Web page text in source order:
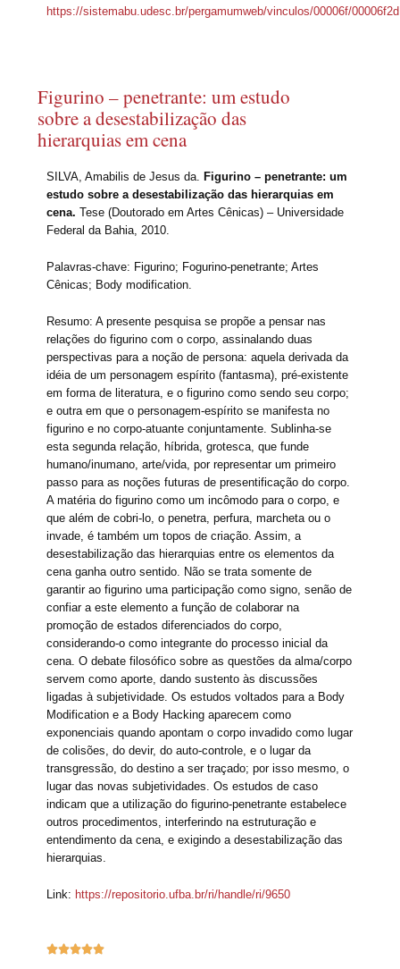
https://sistemabu.udesc.br/pergamumweb/vinculos/00006f/
Figurino – penetrante: um estudo
sobre a desestabilização das
hierarquias em cena
SILVA, Amabilis de Jesus da. Figurino – penetrante: um
estudo sobre a desestabilização das hierarquias em
cena.Tese (Doutorado em Artes Cênicas) – Universidade
Federal da Bahia, 2010.
Palavras-chave: Figurino; Fogurino-penetrante; Artes
Cênicas; Body modification.
Resumo: A presente pesquisa se propõe a pensar nas
relações do figurino com o corpo, assinalando duas
perspectivas para a noção de persona: aquela derivada da
idéia de um personagem espírito (fantasma), pré-existente
em forma de literatura, e o figurino como sendo seu corpo;
e outra em que o personagem-espírito se manifesta no
figurino e no corpo-atuante conjuntamente. Sublinha-se
esta segunda relação, híbrida, grotesca, que funde
humano/inumano, arte/vida, por representar um primeiro
passo para as noções futuras de presentificação do corpo.
A matéria do figurino como um incômodo para o corpo, e
que além de cobri-lo, o penetra, perfura, marcheta ou o
invade, é também um topos de criação. Assim, a
desestabilização das hierarquias entre os elementos da
cena ganha outro sentido. Não se trata somente de
garantir ao figurino uma participação como signo, senão de
confiar a este elemento a função de colaborar na
promoção de estados diferenciados do corpo,
considerando-o como integrante do processo inicial da
cena. O debate filosófico sobre as questões da alma/corpo
servem como aporte, dando sustento às discussões
ligadas à subjetividade. Os estudos voltados para a Body
Modification e a Body Hacking aparecem como
exponenciais quando apontam o corpo invadido como lugar
de colisões, do devir, do auto-controle, e o lugar da
transgressão, do destino a ser traçado; por isso mesmo, o
lugar das novas subjetividades. Os estudos de caso
indicam que a utilização do figurino-penetrante estabelece
outros procedimentos, interferindo na estruturação e
entendimento da cena, e exigindo a desestabilização das
hierarquias.
Link: https://repositorio.ufba.br/ri/handle/ri/9650
